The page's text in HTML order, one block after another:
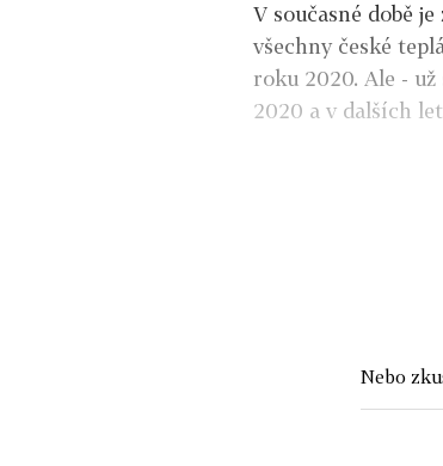
V současné době
všechny české
roku 2020. Ale -
2020 a v dalších
Nebo